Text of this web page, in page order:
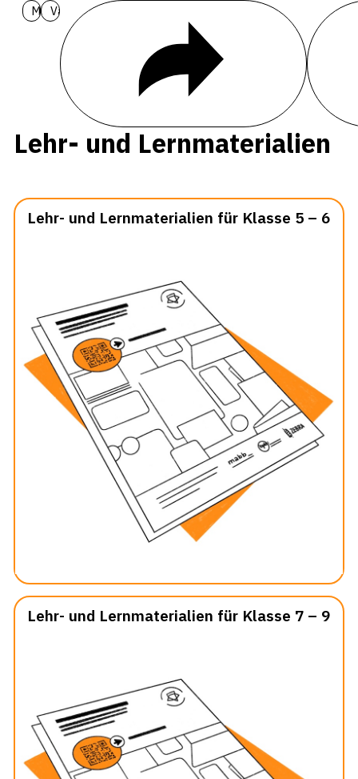
Materialien
Varianten
Lehr- und Lernmaterialien
Lehr- und Lernmaterialien für Klasse 5 – 6
Lehr- und Lernmaterialien für Klasse 7 – 9